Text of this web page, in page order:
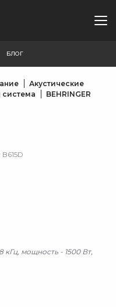
БЛОГ
Акустические
система
BEHRINGER
кГц, мощность - 1500 Вт,